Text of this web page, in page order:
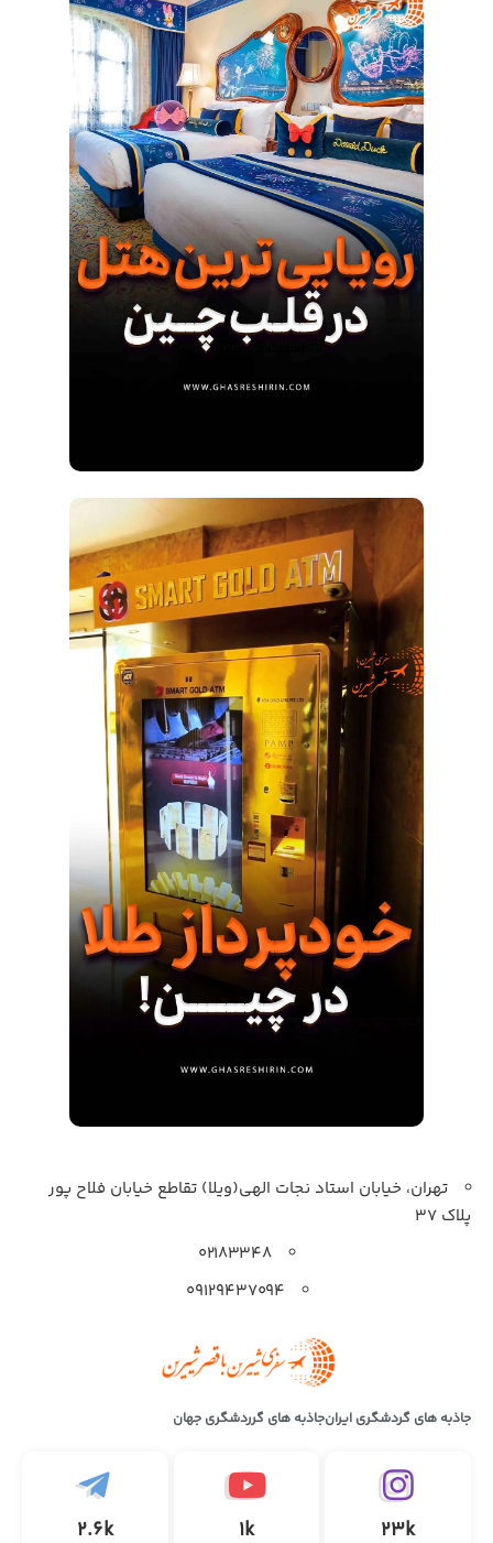
تهران، خیابان استاد نجات الهی(ویلا) تقاطع خیابان فلاح پور
پلاک 37
۰۲۱۸۳۳۴۸
۰۹۱۲۹۴۳۷۰۹۴
جاذبه های گردشگری ایرانجاذبه های گرردشگری جهان
23k
1k
2.6k